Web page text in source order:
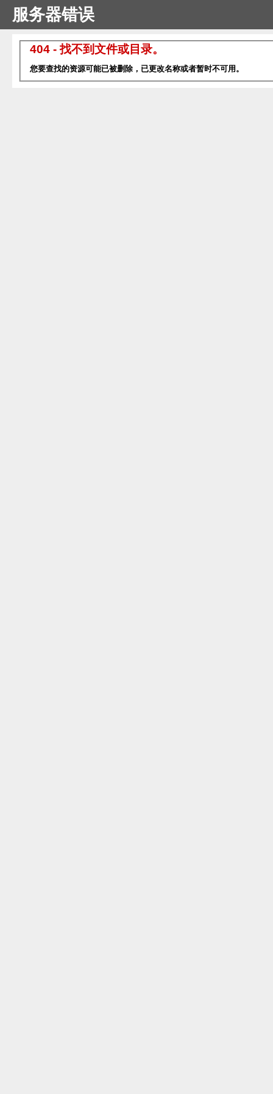
服务器错误
404 - 找不到文件或目录。
您要查找的资源可能已被删除，已更改名称或者暂时不可用。